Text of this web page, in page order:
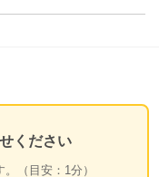
ください
（目安：1分）